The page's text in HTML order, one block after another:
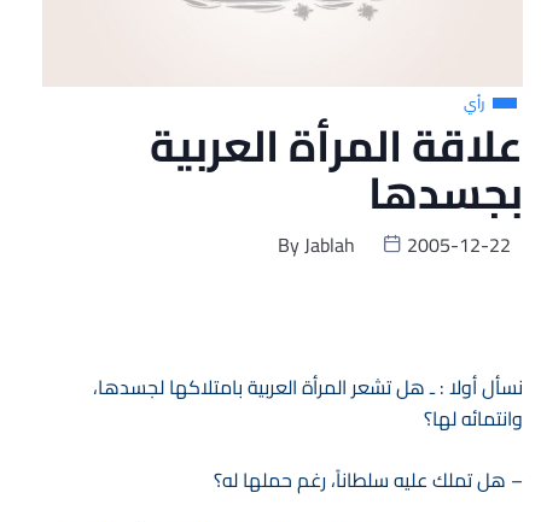
رأي
علاقة المرأة العربية
بجسدها
ByJablah 2005-12-22
نسأل أولا : ـ هل تشعر المرأة العربية بامتلاكها لجسدها،
وانتمائه لها؟
– هل تملك عليه سلطاناً، رغم حملها له؟